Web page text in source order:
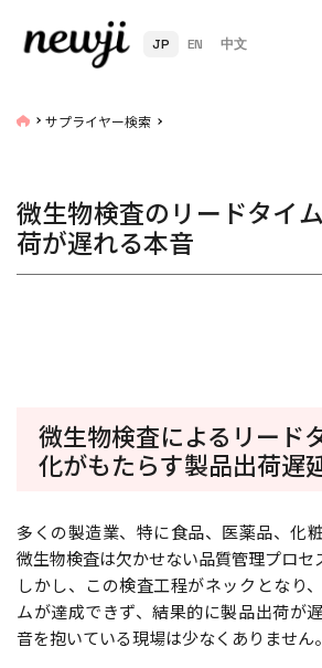
JP EN 中文
サプライヤー検索
微生物検査のリードタイ
荷が遅れる本音
微生物検査によるリード
化がもたらす製品出荷遅
多くの製造業、特に食品、医薬品、化
微生物検査は欠かせない品質管理プロセ
しかし、この検査工程がネックとなり
ムが達成できず、結果的に製品出荷が
音を抱いている現場は少なくありません。